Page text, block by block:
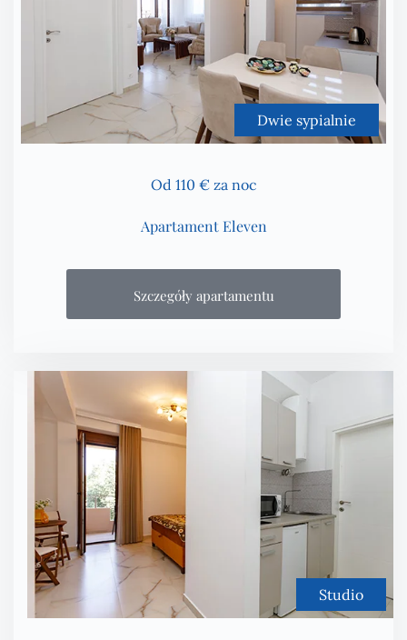
Dwie sypialnie
Od 110 € za noc
Apartament Eleven
Szczegóły apartamentu
Studio